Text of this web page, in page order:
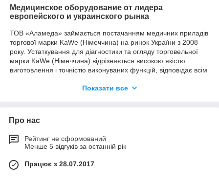
Медицинское оборудование от лидера
европейского и украинского рынка
ТОВ «Аламеда» займається постачанням медичних приладів
торгової марки KaWe (Німеччина) на ринок України з 2008
року. Устаткування для діагностики та огляду торговельної
марки KaWe (Німеччина) відрізняється високою якістю
виготовлення і точністю виконуваних функцій, відповідає всім
діагностичні прилади німецького виробництва для
Прилади KaWe (Німеччина) для
близько 300 медичних приладів для діагностики та огляду
Показати все
Про нас
Рейтинг не сформований
Менше 5 відгуків за останній рік
Працює з 28.07.2017